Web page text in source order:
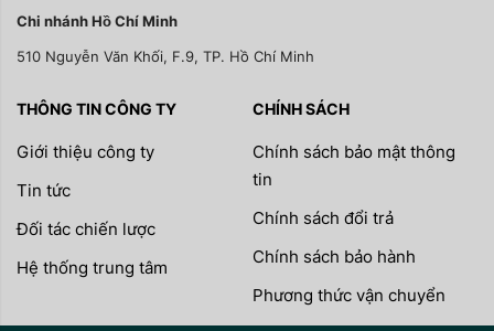
Chi nhánh Hồ Chí Minh
510 Nguyễn Văn Khối, F.9, TP. Hồ Chí Minh
THÔNG TIN CÔNG TY
Giới thiệu công ty
Tin tức
Đối tác chiến lược
Hệ thống trung tâm
CHÍNH SÁCH
Chính sách bảo mật thông
tin
Chính sách đổi trả
Chính sách bảo hành
Phương thức vận chuyển